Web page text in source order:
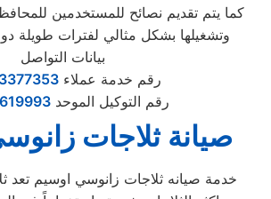
كما يتم تقديم نصائح للمستخدمين
وتشغيلها بشكل مثالي لفترات طويلة
بيانات التواصل
رقم خدمة عملاء
رقم التوكيل الموحد
صيانة ثلاجات
خدمة صيانه ثلاجات زانوسي اوسيم تعد